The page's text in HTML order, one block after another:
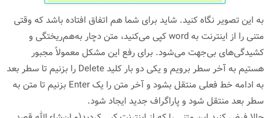
به این تصویر نگاه کنید. شاید برای شما هم اتفاق افتاده باشد که وقتی
متنی را از اینترنت به word کپی می‌کنید، متن دچار به‌هم‌ریختگی و
کشیدگی‌های بی‌جهت می‌شود. برای رفع این مشکل معمولاً مجبور
هستیم به آخر سطر برویم و یکی دو بار کلید Delete را بزنیم تا سطر بعد
به ادامه خط فعلی منتقل بشود و آخر متن را یک Enter بزنیم تا متن به
سطر بعد منتقل شود و پاراگراف جدید ایجاد شود.